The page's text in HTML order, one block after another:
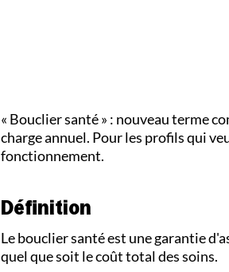
« Bouclier santé » : nouveau terme
charge annuel. Pour les profils qui
fonctionnement.
Définition
Le bouclier santé est une garantie
quel que soit le coût total des soins.